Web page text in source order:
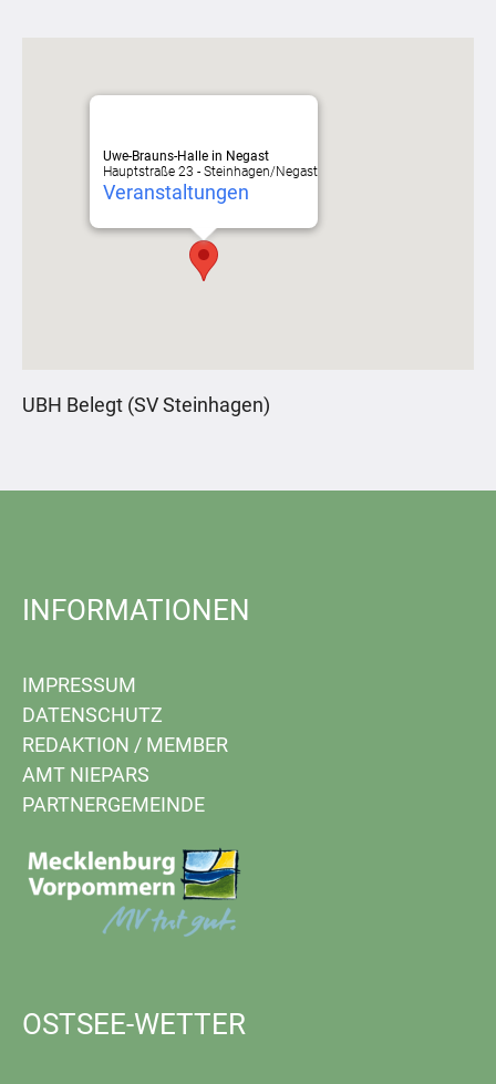
Uwe-Brauns-Halle in Negast
Hauptstraße 23 - Steinhagen/Negast
Veranstaltungen
UBH Belegt (SV Steinhagen)
INFORMATIONEN
IMPRESSUM
DATENSCHUTZ
REDAKTION / MEMBER
AMT NIEPARS
PARTNERGEMEINDE
OSTSEE-WETTER